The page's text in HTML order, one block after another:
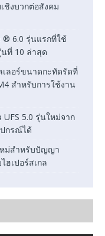
ชิงบวกต่อสังคม
® 6.0 รุ่นแรกที่ใช้
ที่ 10 ล่าสุด
เลอร์ขนาดกะทัดรัดที่
สำหรับการใช้งาน
5.0 รุ่นใหม่จาก
กรณ์ได้
หม่สำหรับปัญญา
ฮเปอร์สเกล